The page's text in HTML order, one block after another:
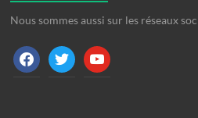
Nous sommes aussi sur les réseaux
facebooktwitter youtube